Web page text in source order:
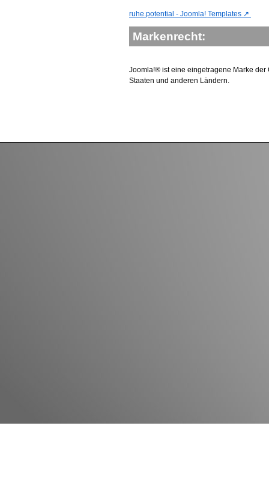
ruhe.potential - Joomla! Templates
Markenrecht:
Joomla!® ist eine eingetragene Marke der
Staaten und anderen Ländern.